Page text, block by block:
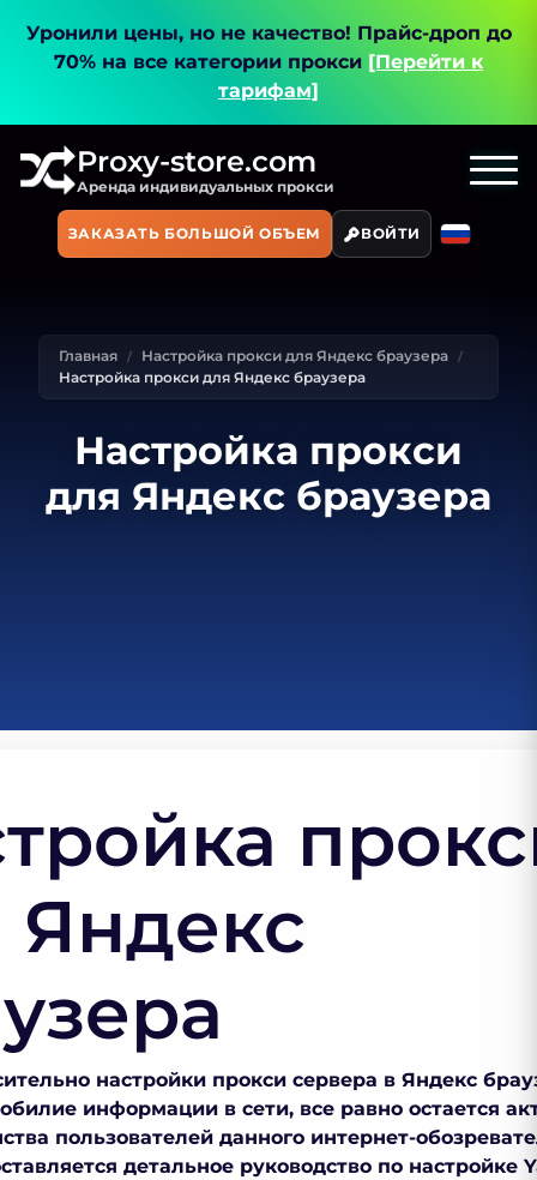
Уронили цены, но не качество! Прайс-дроп до
70% на все категории прокси [Перейти к
тарифам]
Proxy-store.com
Аренда индивидуальных прокси
ЗАКАЗАТЬ БОЛЬШОЙ ОБЪЕМ ВОЙТИ
Главная
Настройка прокси для Яндекс браузера
Настройка прокси для Яндекс браузера
Настройка прокси
для Яндекс браузера
Яндекс
настройки прокси сервера в Яндекс
информации в сети, все равно остается
пользователей данного интернет-
детальное руководство по настройке